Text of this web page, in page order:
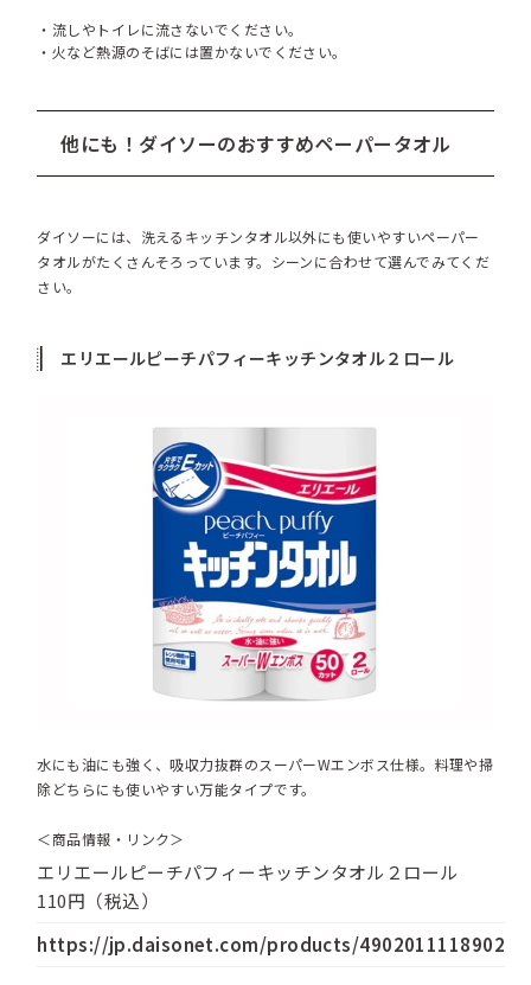
・流しやトイレに流さないでください。
・火など熱源のそばには置かないでください。
他にも！ダイソーのおすすめペーパータオル
ダイソーには、洗えるキッチンタオル以外にも使いやすいペーパー
タオルがたくさんそろっています。シーンに合わせて選んでみてくだ
さい。
エリエールピーチパフィーキッチンタオル２ロール
水にも油にも強く、吸収力抜群のスーパーWエンボス仕様。料理や掃
除どちらにも使いやすい万能タイプです。
＜商品情報・リンク＞
エリエールピーチパフィーキッチンタオル２ロール
110円（税込）
https://jp.daisonet.com/products/4902011118902